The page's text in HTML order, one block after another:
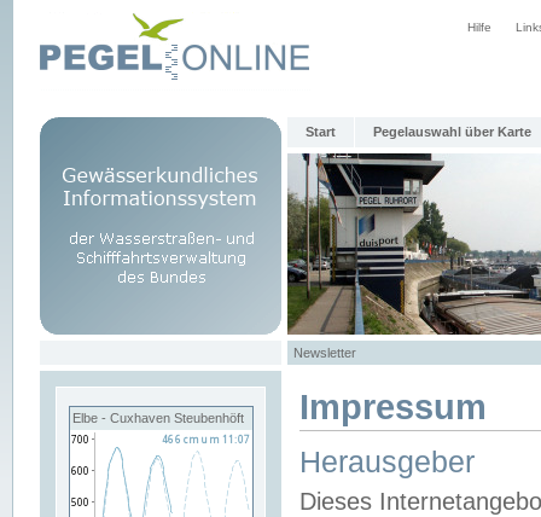
Hilfe
Start Pegelauswahl über Karte
Newsletter
Elbe - Cuxhaven Steubenhöft Impressum
Herausgeber
Dieses